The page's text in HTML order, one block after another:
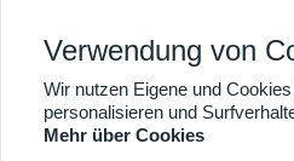
einreichen
Verwendung von
Wir nutzen Eigene und
personalisieren und
Mehr über Cookies